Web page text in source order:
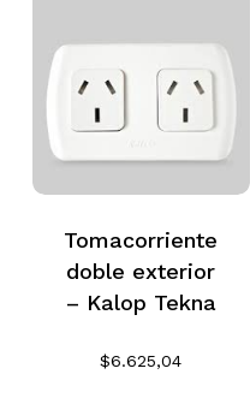
Tomacorriente
doble exterior
– Kalop Tekna
$6.625,04